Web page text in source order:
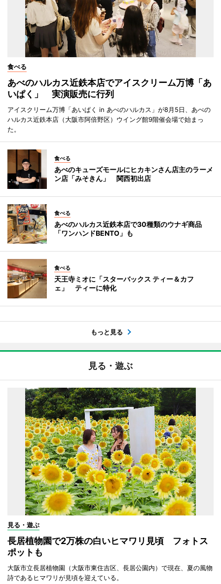
食べる
あべのハルカス近鉄本店でアイスクリーム万博「あ
いぱく」 実演販売に行列
アイスクリーム万博「あいぱく in あべのハルカス」が8月5日、あべの
ハルカス近鉄本店（大阪市阿倍野区）ウイング館9階催会場で始まっ
た。
食べる
あべのキューズモールにヒカキンさん店主のラーメ
ン店「みそきん」 関西初出店
食べる
あべのハルカス近鉄本店で30種類のウナギ商品
「ワンハンドBENTO」も
食べる
天王寺ミオに「スターバックス ティー＆カフ
ェ」 ティーに特化
もっと見る
見る・遊ぶ
見る・遊ぶ
長居植物園で2万株の白いヒマワリ見頃 フォトス
ポットも
大阪市立長居植物園（大阪市東住吉区、長居公園内）で現在、夏の風物
詩であるヒマワリが見頃を迎えている。